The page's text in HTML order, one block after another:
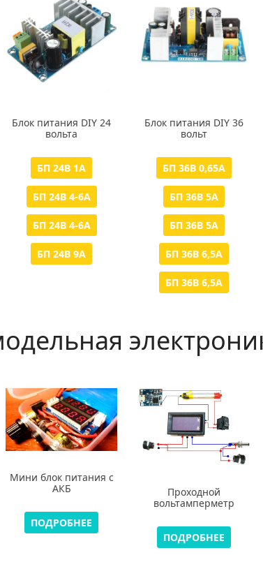
Блок питания DIY 24
вольта
БП 24В 1А
БП 24В 4-6А
БП 24В 4-6А
БП 24В 9А
Блок питания DIY 36
вольт
БП 36В 0,65А
БП 36В 5А
БП 36В 5А
БП 36В 6,5А
БП 36В 6,5А
Мини блок питания с
АКБ
ПОДРОБНЕЕ
Проходной
вольтамперметр
ПОДРОБНЕЕ